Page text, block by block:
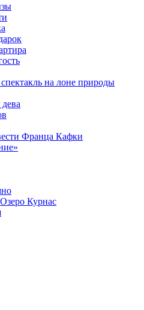
на лоне природы
Франца Кафки
Озеро Курнас